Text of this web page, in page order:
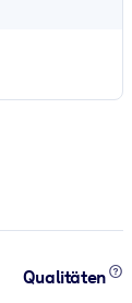
Qualitäten